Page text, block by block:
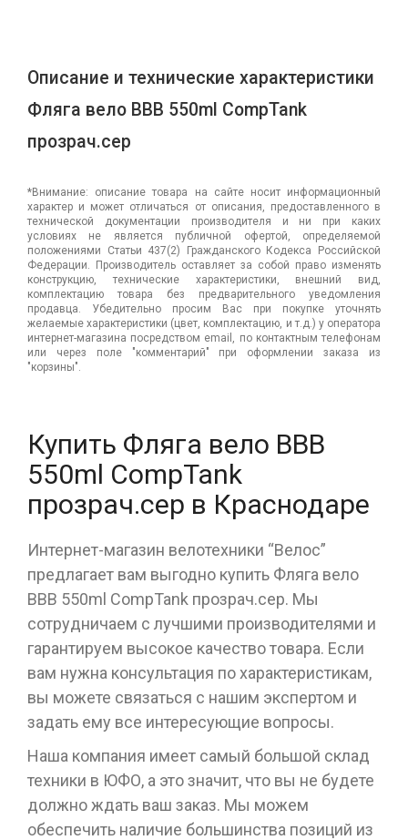
Описание и технические характеристики
Фляга вело ВВВ 550ml CompTank
прозрач.сер
*Внимание: описание товара на сайте носит информационный
характер и может отличаться от описания, предоставленного в
технической документации производителя и ни при каких
условиях не является публичной офертой, определяемой
положениями Статьи 437(2) Гражданского Кодекса Российской
Федерации. Производитель оставляет за собой право изменять
конструкцию, технические характеристики, внешний вид,
комплектацию товара без предварительного уведомления
продавца. Убедительно просим Вас при покупке уточнять
желаемые характеристики (цвет, комплектацию, и т.д.) у оператора
интернет-магазина посредством email, по контактным телефонам
или через поле "комментарий" при оформлении заказа из
"корзины".
Купить Фляга вело ВВВ
550ml CompTank
прозрач.сер в Краснодаре
Интернет-магазин велотехники “Велос”
предлагает вам выгодно купить Фляга вело
ВВВ 550ml CompTank прозрач.сер. Мы
сотрудничаем с лучшими производителями и
гарантируем высокое качество товара. Если
вам нужна консультация по характеристикам,
вы можете связаться с нашим экспертом и
задать ему все интересующие вопросы.
Наша компания имеет самый большой склад
техники в ЮФО, а это значит, что вы не будете
должно ждать ваш заказ. Мы можем
обеспечить наличие большинства позиций из